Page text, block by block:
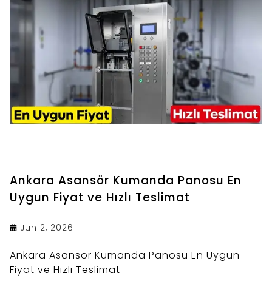
Ankara Asansör Kumanda Panosu En
Uygun Fiyat ve Hızlı Teslimat
Jun 2, 2026
Ankara Asansör Kumanda Panosu En Uygun
Fiyat ve Hızlı Teslimat